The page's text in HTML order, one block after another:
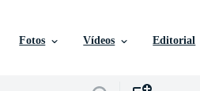
Fotos Vídeos Editorial